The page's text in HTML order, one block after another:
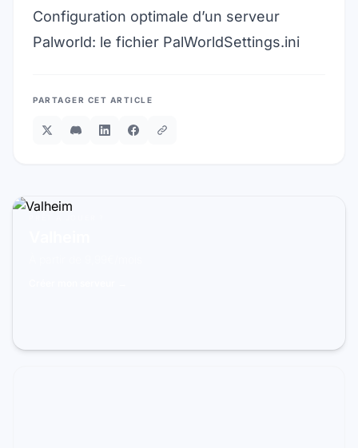
Configuration optimale d’un serveur
Palworld: le fichier PalWorldSettings.ini
PARTAGER CET ARTICLE